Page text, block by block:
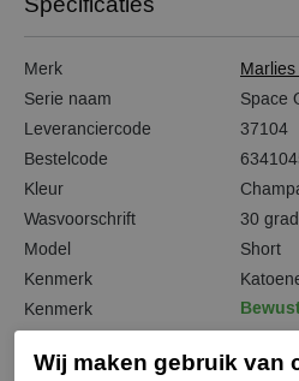
Merk
Serie naam
Space
Leveranciercode
37104
Bestelcode
Kleur
Wasvoorschrift
30
Model
Short
Kenmerk
Kenmerk
Wij maken gebruik van